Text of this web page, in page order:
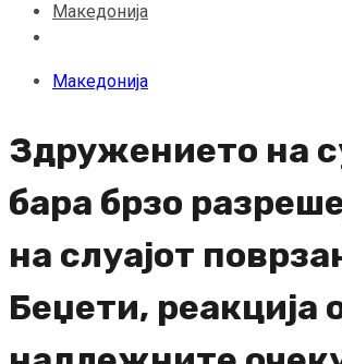
Македонија
Македонија
Здружението на
бара брзо
на слуајот
Беџети, реакција